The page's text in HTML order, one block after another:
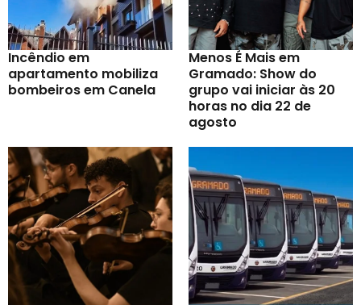
Incêndio em
apartamento mobiliza
bombeiros em Canela
Menos É Mais em
Gramado: Show do
grupo vai iniciar às 20
horas no dia 22 de
agosto